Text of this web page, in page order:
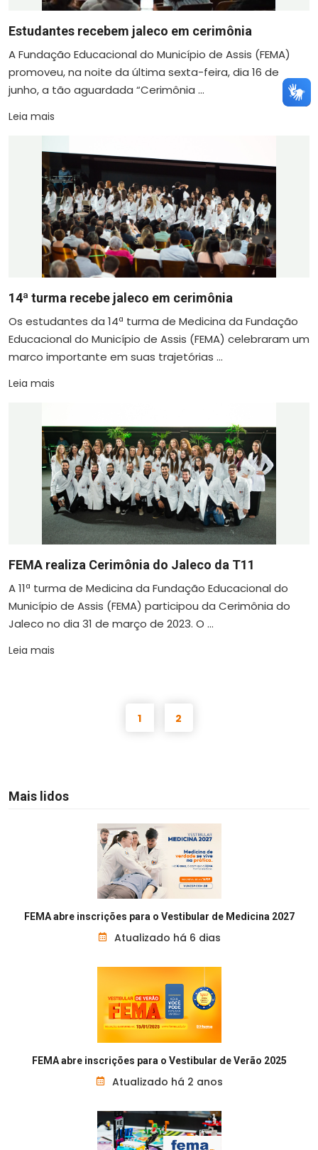
Estudantes recebem jaleco em cerimônia
A Fundação Educacional do Município de Assis (FEMA)
promoveu, na noite da última sexta-feira, dia 16 de
junho, a tão aguardada “Cerimônia ...
Leia mais
14ª turma recebe jaleco em cerimônia
Os estudantes da 14ª turma de Medicina da Fundação
Educacional do Município de Assis (FEMA) celebraram um
marco importante em suas trajetórias ...
Leia mais
FEMA realiza Cerimônia do Jaleco da T11
A 11ª turma de Medicina da Fundação Educacional do
Município de Assis (FEMA) participou da Cerimônia do
Jaleco no dia 31 de março de 2023. O ...
Leia mais
1 2
Mais lidos
FEMA abre inscrições para o Vestibular de Medicina 2027
Atualizado há 6 dias
FEMA abre inscrições para o Vestibular de Verão 2025
Atualizado há 2 anos